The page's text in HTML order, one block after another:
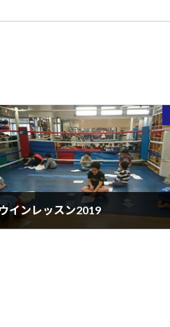
インレッスン2019